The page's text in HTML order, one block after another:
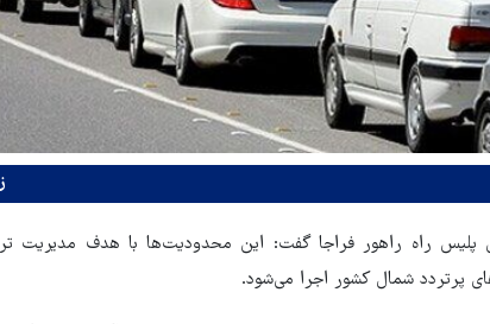
پلیس راه راهور فراجا گفت: این محدودیت‌ها با هدف مدیریت
پرتردد شمال کشور اجرا می‌شود.